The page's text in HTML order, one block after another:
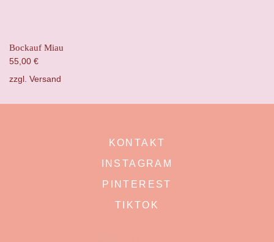
Bockauf Miau
55,00 €
zzgl. Versand
KONTAKT
INSTAGRAM
PINTEREST
TIKTOK